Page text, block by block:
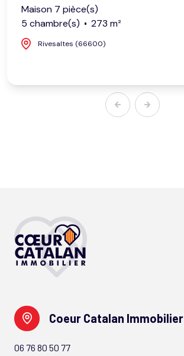
Maison 7 pièce(s)
5 chambre(s)
273 m²
Rivesaltes (66600)
Coeur Catalan Immobilier
06 76 80 50 77